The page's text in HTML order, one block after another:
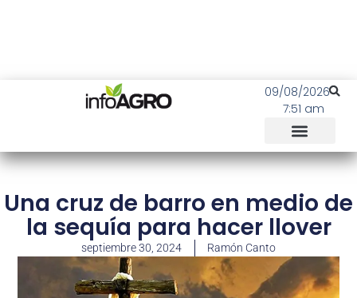
09/08/2026
7:51 am
Una cruz de barro en medio de
la sequía para hacer llover
septiembre 30, 2024 Ramón Canto